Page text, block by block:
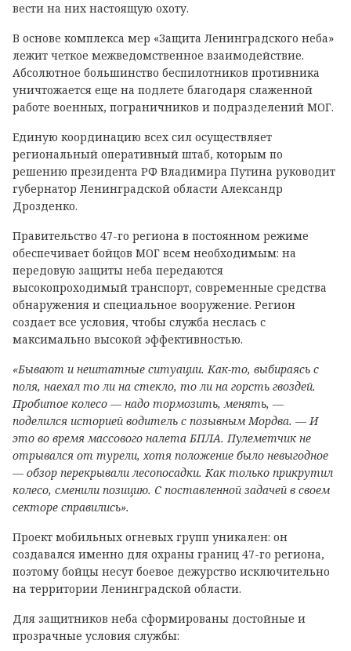
вести на них настоящую охоту.
В основе комплекса мер «Защита Ленинградского неба»
лежит четкое межведомственное взаимодействие.
Абсолютное большинство беспилотников противника
уничтожается еще на подлете благодаря слаженной
работе военных, пограничников и подразделений МОГ.
Единую координацию всех сил осуществляет
региональный оперативный штаб, которым по
решению президента РФ Владимира Путина руководит
губернатор Ленинградской области Александр
Дрозденко.
Правительство 47-го региона в постоянном режиме
обеспечивает бойцов МОГ всем необходимым: на
передовую защиты неба передаются
высокопроходимый транспорт, современные средства
обнаружения и специальное вооружение. Регион
создает все условия, чтобы служба неслась с
максимально высокой эффективностью.
«Бывают и нештатные ситуации. Как-то, выбираясь с
поля, наехал то ли на стекло, то ли на горсть гвоздей.
Пробитое колесо — надо тормозить, менять, —
поделился историей водитель с позывным Мордва. — И
это во время массового налета БПЛА. Пулеметчик не
отрывался от турели, хотя положение было невыгодное
— обзор перекрывали лесопосадки. Как только прикрутил
колесо, сменили позицию. С поставленной задачей в своем
секторе справились».
Проект мобильных огневых групп уникален: он
создавался именно для охраны границ 47-го региона,
поэтому бойцы несут боевое дежурство исключительно
на территории Ленинградской области.
Для защитников неба сформированы достойные и
прозрачные условия службы: